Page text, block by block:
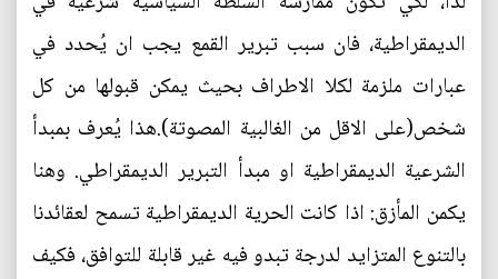
الديمقراطية، فان سبب تبرير القمع يجب ان يُحدد في
عبارات ملزمة لكلا الاطراف بحيث يمكن قبولها من كل
شخص(على الاقل من الغالبية المصوتة).هذا يُعرف بمبدأ
الشرعية الديمقراطية او مبدأ التبرير الديمقراطي. وهنا
يكمن المأزق: اذا كانت الحرية الديمقراطية تسمح لعقائدنا
بالتنوع المتزايد لدرجة تبدو فيه غير قابلة للتوافق، فكيف